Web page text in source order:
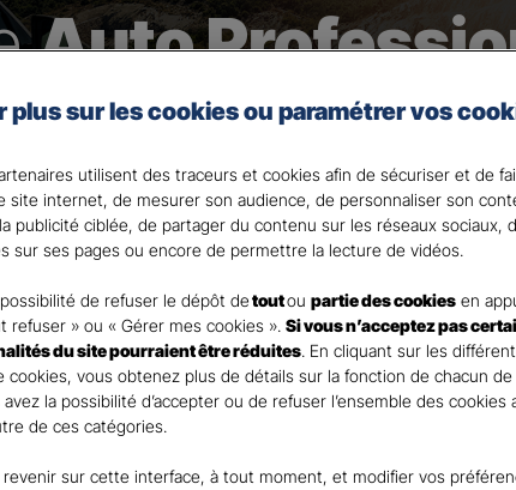
Auto
professionnels, vous choisissez une
Agent général est là pour vous accompagner.
plus sur les cookies ou paramétrer vos
utilisent des traceurs et cookies afin de sécuriser et de
site internet, de mesurer son audience, de personnaliser son
publicité ciblée, de partager du contenu sur les réseaux sociaux,
sur ses pages ou encore de permettre la lecture de vidéos.
de refuser le dépôt detoutou partie des cookies en
refuser » ou « Gérer mes cookies ». Si vous n’acceptez pas
du site pourraient être réduites. En cliquant sur les
cookies, vous obtenez plus de détails sur la fonction de chacun
avez la possibilité d’accepter ou de refuser l’ensemble des cookies
de ces catégories.
revenir sur cette interface, à tout moment, et modifier vos